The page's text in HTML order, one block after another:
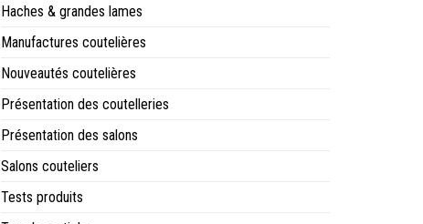
Haches & grandes lames
Manufactures coutelières
Nouveautés coutelières
Présentation des coutelleries
Présentation des salons
Salons couteliers
Tests produits